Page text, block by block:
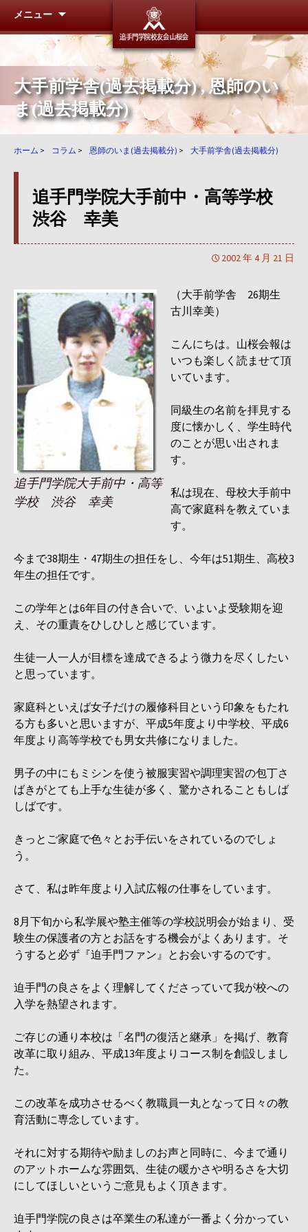
追手門学
メニュー
大手前学舎(過去掲載分),恩師のい
ま(過去掲載分)
ホーム > コラム > 恩師のいま(過去掲載分) > 大手前学舎(過去掲載分)
追手門学院大手前中・高等学校
渋谷 幸美
2002 年 4 月 21 日
追手門学院大手前中・高等
学校 渋谷 幸美
（大手前学舎 26期生
古川幸美）
こんにちは。山桜会報は
いつも楽しく読ませて頂
いています。
同級生の名前を拝見する
度に懐かしく、学生時代
のことが思い出されま
す。
私は現在、母校大手前中
高で家庭科を教えていま
す。
今まで38期生・47期生の担任をし、今年は51期生、高校3
年生の担任です。
この学年とは6年目の付き合いで、いよいよ受験期を迎
え、その重責をひしひしと感じています。
生徒一人一人が目標を達成できるよう微力を尽くしたい
と思っています。
家庭科といえば女子だけの履修科目という印象をもたれ
る方も多いと思いますが、平成5年度より中学校、平成6
年度より高等学校でも男女共修になりました。
男子の中にもミシンを使う被服実習や調理実習の包丁さ
ばきがとても上手な生徒が多く、驚かされることもしば
しばです。
きっとご家庭で色々とお手伝いをされているのでしょ
う。
さて、私は昨年度より入試広報の仕事をしています。
8月下旬から私学展や塾主催等の学校説明会が始まり、受
験生の保護者の方とお話をする機会がよくあります。そ
うすると必ず『迫手門ファン』とお会いするのです。
迫手門の良さをよく理解してくださっていて我が校への
入学を熱望されます。
ご存じの通り本校は「名門の復活と継承」を掲げ、教育
改革に取り組み、平成13年度よりコース制を創設しまし
た。
この改革を成功させるべく教職員一丸となって日々の教
育活動に専念しています。
それに対する期待や励ましのお声と同時に、今まで通り
のアットホームな雰囲気、生徒の暖かさや明るさを大切
にしてほしいというご意見もよく頂きます。
迫手門学院の良さは卒業生の私達が一番よく分かってい